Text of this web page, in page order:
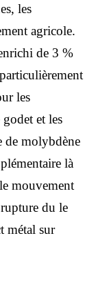
les
agricole.
de 3 %
les
et les
de molybdène
là
mouvement
du le
métal sur